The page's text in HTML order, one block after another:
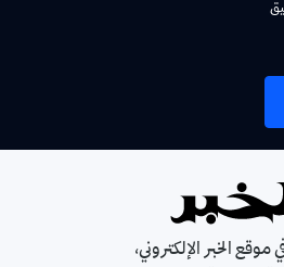
الخبر الإلكتروني،